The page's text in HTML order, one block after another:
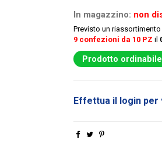
In magazzino: non
Previsto un
9 confezioni da 10 PZ il
Prodotto
Effettua il login